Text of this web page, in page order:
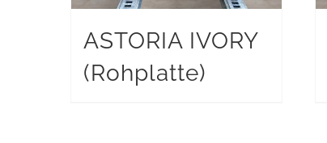
ASTORIA IVORY
(Rohplatte)